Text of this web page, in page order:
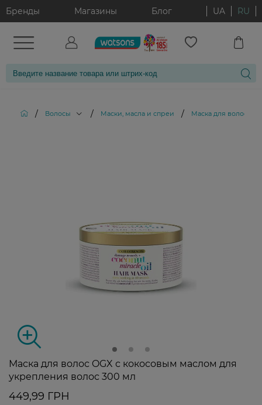
Бренды Магазины Блог UA RU
/ Волосы / Маски, масла и спреи / Маска для волос
Маска для волос OGX с кокосовым маслом для
укрепления волос 300 мл
449,99 ГРН